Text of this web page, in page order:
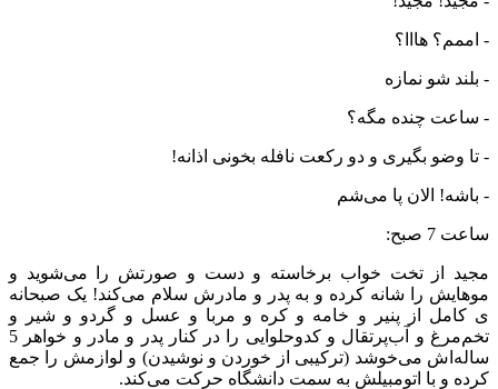
- اممم؟ هااا؟
- بلند شو نمازه
- ساعت چنده مگه؟
- تا وضو بگیری و دو رکعت نافله بخونی اذانه!
- باشه! الان پا می‌شم
ساعت 7 صبح:
مجید از تخت خواب برخاسته و دست و صورتش را می‌‌شوید و
موهایش را شانه کرده و به پدر و مادرش سلام می‌‌کند! یک صبحانه­‌
ی کامل از پنیر و خامه و کره و مربا و عسل و گردو و شیر و
تخم‌مرغ و آب‌پرتقال و کدوحلوایی را در کنار پدر و مادر و خواهر 5
ساله‌اش می­‌خوشد (ترکیبی از خوردن و نوشیدن) و لوازمش را جمع
کرده و با اتومبیلش به سمت دانشگاه حرکت می‌‌کند.